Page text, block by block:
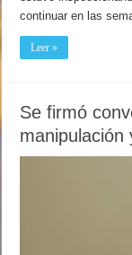
continuar en las
Leer »
Se firmó
manipulación